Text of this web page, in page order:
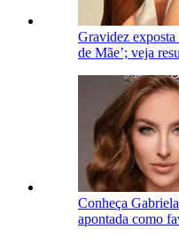
Gravidez exposta
de Mãe’; veja
Conheça
apontada como